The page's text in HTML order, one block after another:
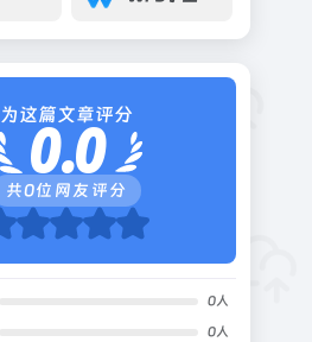
为这篇文章评分
0.0
共0位网友评分
0人
0人